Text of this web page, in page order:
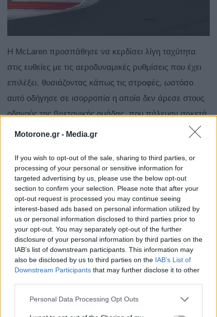
Motorone.gr - Media.gr
If you wish to opt-out of the sale, sharing to third parties, or
processing of your personal or sensitive information for
targeted advertising by us, please use the below opt-out
section to confirm your selection. Please note that after your
opt-out request is processed you may continue seeing
interest-based ads based on personal information utilized by
us or personal information disclosed to third parties prior to
your opt-out. You may separately opt-out of the further
disclosure of your personal information by third parties on the
IAB’s list of downstream participants. This information may
also be disclosed by us to third parties on the IAB’s List of
Downstream Participants that may further disclose it to other
Personal Data Processing Opt Outs
H McLaren προσπάθησε να κερδίσει λίγη ταχύτητα
στις ευθείες με τις αεροδυναμικές ρυθμίσεις που έχει
επιλέξει, θυσιάζοντας κάπως τις στροφές, ωστόσο
αυτό οδήγησε σε ισορροπία η οποία δεν άρεσε στους
οδηγούς της βρετανικής ομάδας, που πάλευαν αρκετά
με το τιμόνι ενός αρκετά άκαμπτου όσον αφορά τις
απόδοση της McLaren δεν είναι σε καλό επίπεδο και
ετοιμάζει το επόμενο σημαντικό πακέτο
αναβαθμίσεων για το GP Ουγγαρίας.
Ο Lando Norris πήρε την 6η θέση, με τον Verstappen
μεταξύ των ειδικά χρωματισμένων McLaren, με τον
Oscar Piastri να μην γράφει ανταγωνιστικό χρόνο και
να καταλήγει στην 8η θέση, επειδή πάλευε πολύ με τη